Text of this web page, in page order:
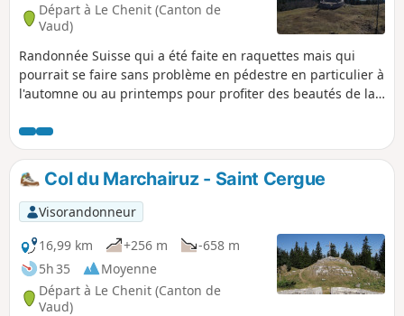
Départ à Le Chenit (Canton de
Vaud)
Randonnée Suisse qui a été faite en raquettes mais qui
pourrait se faire sans problème en pédestre en particulier à
l'automne ou au printemps pour profiter des beautés de la
Léman.
Col du Marchairuz - Saint Cergue
Visorandonneur
16,99 km
+256 m
-658 m
5h 35
Moyenne
Départ à Le Chenit (Canton de
Vaud)